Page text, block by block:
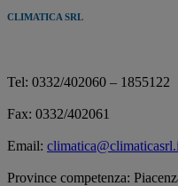
CLIMATICA SRL
Tel: 0332/402060 – 1855122
Fax: 0332/402061
Email:
Province competenza: